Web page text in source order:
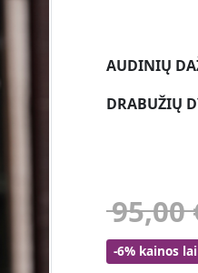
AUDINIŲ
DRABUŽIŲ
95,00
-6% kainos